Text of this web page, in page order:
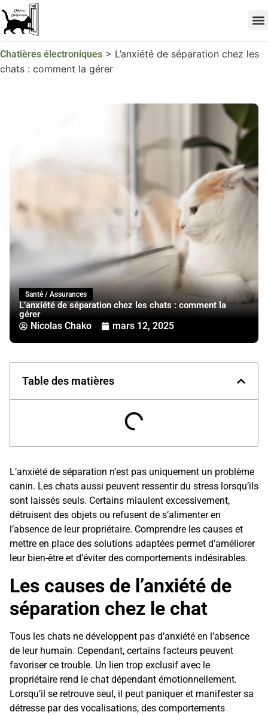
Chatières électroniques > L’anxiété de séparation chez les
chats : comment la gérer
Santé / Assurances
L’anxiété de séparation chez les chats : comment la
gérer
Nicolas Chako mars 12, 2025
Table des matières
L’anxiété de séparation n’est pas uniquement un problème
canin. Les chats aussi peuvent ressentir du stress lorsqu’ils
sont laissés seuls. Certains miaulent excessivement,
détruisent des objets ou refusent de s’alimenter en
l’absence de leur propriétaire. Comprendre les causes et
mettre en place des solutions adaptées permet d’améliorer
leur bien-être et d’éviter des comportements indésirables.
Les causes de l’anxiété de
séparation chez le chat
Tous les chats ne développent pas d’anxiété en l’absence
de leur humain. Cependant, certains facteurs peuvent
favoriser ce trouble. Un lien trop exclusif avec le
propriétaire rend le chat dépendant émotionnellement.
Lorsqu’il se retrouve seul, il peut paniquer et manifester sa
détresse par des vocalisations, des comportements